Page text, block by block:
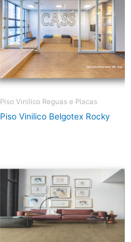
Piso Vinílico Reguas e Placas
Piso Vinilico Belgotex Rocky